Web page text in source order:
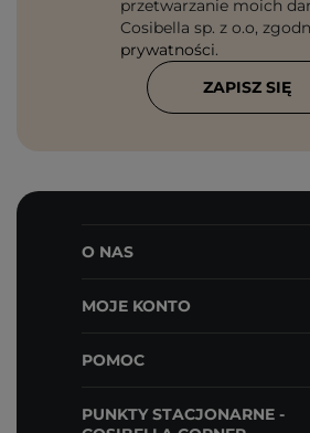
przetwarzanie moich
Cosibella sp. z o.o,
prywatności.
ZAPISZ SIĘ
O NAS
MOJE KONTO
POMOC
PUNKTY STACJONARNE -